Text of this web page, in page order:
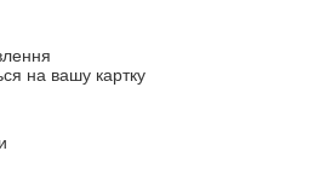
на вашу картку